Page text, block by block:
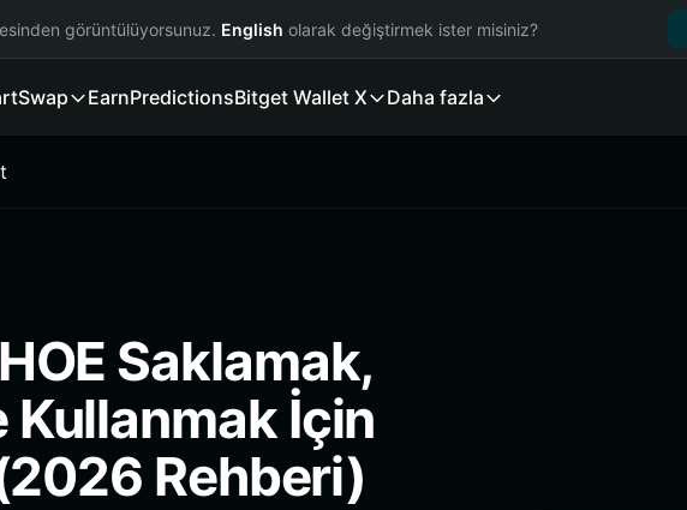
görüntülüyorsunuz. English olarak değiştirmek ister misiniz?
Swap EarnPredictionsBitget Wallet X Daha fazla
Saklamak,
Kullanmak İçin
Rehberi)